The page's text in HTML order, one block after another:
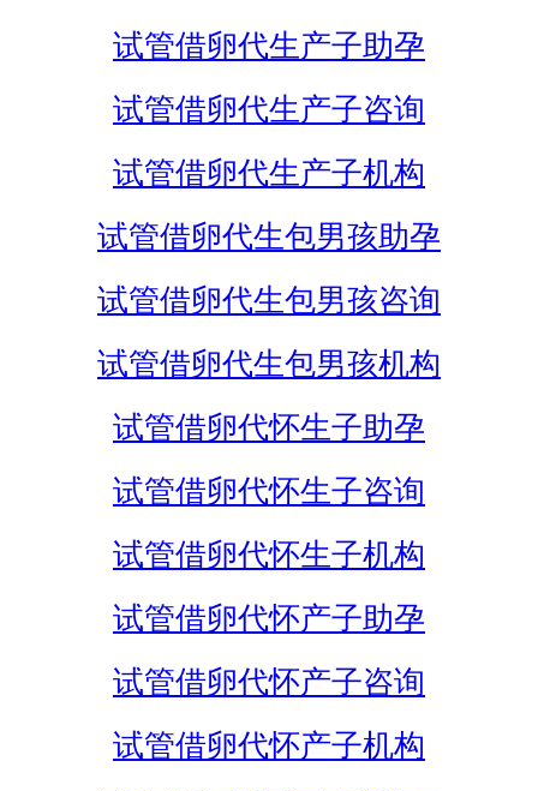
试管借卵代生产子助孕
试管借卵代生产子咨询
试管借卵代生产子机构
试管借卵代生包男孩助孕
试管借卵代生包男孩咨询
试管借卵代生包男孩机构
试管借卵代怀生子助孕
试管借卵代怀生子咨询
试管借卵代怀生子机构
试管借卵代怀产子助孕
试管借卵代怀产子咨询
试管借卵代怀产子机构